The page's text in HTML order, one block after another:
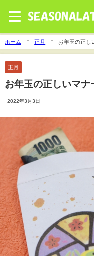
ホーム 正月 お年玉の正し
正月
お年玉の正しいマ
2022年3月3日